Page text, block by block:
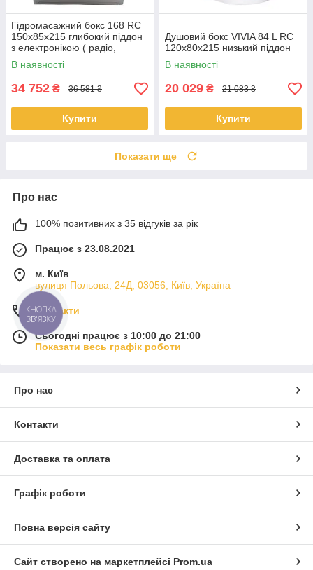
Гідромасажний бокс 168 RC
150х85х215 глибокий піддон
з електронікою ( радіо,
світло, витяжка, гідромасаж)
В наявності
34 752 ₴ 36 581 ₴
Купити
Душовий бокс VIVIA 84 L RC
120x80x215 низький піддон
В наявності
20 029 ₴ 21 083 ₴
Купити
Показати ще
Про нас
100% позитивних з 35 відгуків за рік
Працює з 23.08.2021
м. Київ
вулиця Польова, 24Д, 03056, Київ, Україна
Контакти
Сьогодні працює з 10:00 до 21:00
Показати весь графік роботи
Про нас
Контакти
Доставка та оплата
Графік роботи
Повна версія сайту
Сайт створено на маркетплейсі Prom.ua
КНОПКА
ЗВ'ЯЗКУ